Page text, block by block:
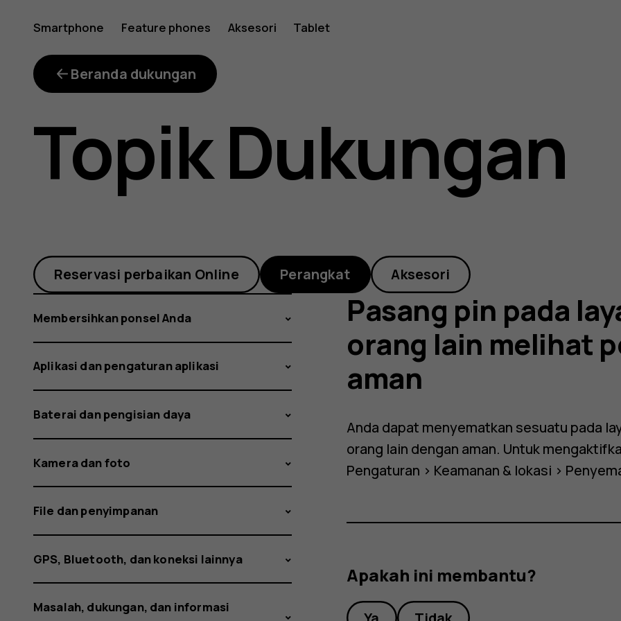
Pasang
pin
pada
layar:
membiarkan
orang
lain
melihat
Smartphone Feature phones Aksesori Tablet
Beranda dukungan
Topik Dukungan
Reservasi perbaikan Online Perangkat Aksesori
Membersihkan ponsel Anda
Aplikasi dan pengaturan aplikasi
Baterai dan pengisian daya
Kamera dan foto
File dan penyimpanan
GPS, Bluetooth, dan koneksi lainnya
Masalah, dukungan, dan informasi
Pasang pin pada
orang lain melihat
aman
Anda dapat menyematkan sesuatu pada
orang lain dengan aman. Untuk
Pengaturan > Keamanan & lokasi >
Apakah ini membantu?